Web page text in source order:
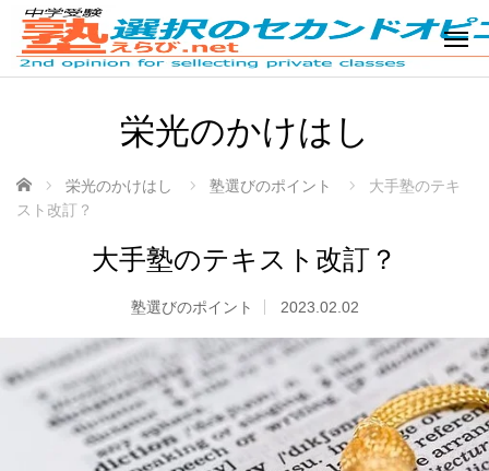
栄光のかけはし
ホーム 栄光のかけはし 塾選びのポイント
大手塾のテキ
スト改訂？
大手塾のテキスト改訂？
塾選びのポイント 2023.02.02